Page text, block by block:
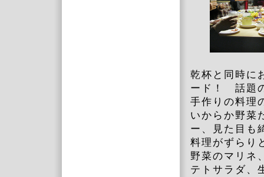
乾杯と同時に
ード！ 話題
手作りの料理
いからか野菜
ー、見た目も
料理がずらり
野菜のマリネ
テトサラダ、